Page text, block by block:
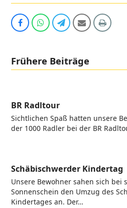
Auf
teilen
Share
Whatsapp
Share
Telegram
SharePrint
Frühere Beiträge
BR Radltour
Sichtlichen Spaß hatten unsere
der 1000 Radler bei der BR
Schäbischwerder Kindertag
Unsere Bewohner sahen sich bei
Sonnenschein den Umzug des
Kindertages an. Der…